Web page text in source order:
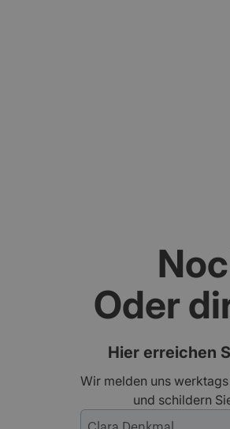
Oder
Hier erreichen
Wir melden uns
und schildern